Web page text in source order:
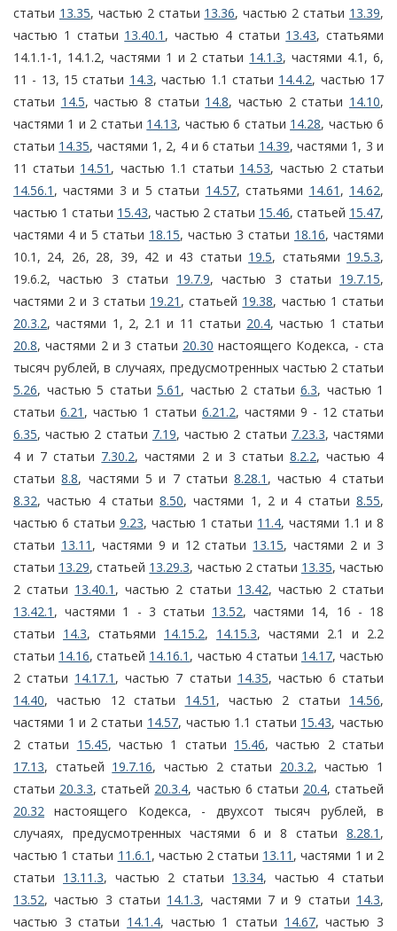
статьи 13.35, частью 2 статьи 13.36, частью 2 статьи 13.39,
частью 1 статьи 13.40.1 , частью 4 статьи 13.43, статьями
14.1.1-1, 14.1.2, частями 1 и 2 статьи 14.1.3, частями 4.1, 6,
11 - 13, 15 статьи 14.3, частью 1.1 статьи 14.4.2, частью 17
статьи 14.5, частью 8 статьи 14.8, частью 2 статьи 14.10,
частями 1 и 2 статьи 14.13, частью 6 статьи 14.28, частью 6
статьи 14.35, частями 1, 2, 4 и 6 статьи 14.39, частями 1, 3 и
11 статьи 14.51 , частью 1.1 статьи 14.53, частью 2 статьи
14.56.1 , частями 3 и 5 статьи 14.57, статьями 14.61 , 14.62,
частью 1 статьи 15.43, частью 2 статьи 15.46, статьей 15.47,
частями 4 и 5 статьи 18.15, частью 3 статьи 18.16, частями
10.1, 24, 26, 28, 39, 42 и 43 статьи 19.5, статьями 19.5.3,
19.6.2, частью 3 статьи 19.7.9, частью 3 статьи 19.7.15,
частями 2 и 3 статьи 19.21 , статьей 19.38, частью 1 статьи
20.3.2, частями 1, 2, 2.1 и 11 статьи 20.4, частью 1 статьи
20.8, частями 2 и 3 статьи 20.30 настоящего Кодекса, - ста
тысяч рублей, в случаях, предусмотренных частью 2 статьи
5.26, частью 5 статьи 5.61 , частью 2 статьи 6.3, частью 1
статьи 6.21 , частью 1 статьи 6.21.2, частями 9 - 12 статьи
6.35, частью 2 статьи 7.19, частью 2 статьи 7.23.3, частями
4 и 7 статьи 7.30.2, частями 2 и 3 статьи 8.2.2, частью 4
статьи8.8, частями 5 и 7 статьи8.28.1 , частью 4 статьи
8.32, частью 4 статьи8.50, частями 1, 2 и 4 статьи8.55,
частью 6 статьи 9.23, частью 1 статьи 11.4, частями 1.1 и 8
статьи 13.11 , частями 9 и 12 статьи 13.15, частями 2 и 3
статьи 13.29, статьей 13.29.3, частью 2 статьи 13.35, частью
2 статьи 13.40.1 , частью 2 статьи 13.42, частью 2 статьи
13.42.1 , частями 1 - 3 статьи 13.52, частями 14, 16 - 18
статьи 14.3, статьями 14.15.2, 14.15.3, частями 2.1 и 2.2
статьи 14.16, статьей 14.16.1 , частью 4 статьи 14.17, частью
2 статьи 14.17.1 , частью 7 статьи 14.35, частью 6 статьи
14.40, частью 12 статьи 14.51 , частью 2 статьи 14.56,
частями 1 и 2 статьи 14.57, частью 1.1 статьи 15.43, частью
2 статьи 15.45, частью 1 статьи 15.46, частью 2 статьи
17.13, статьей 19.7.16, частью 2 статьи 20.3.2, частью 1
статьи 20.3.3, статьей 20.3.4, частью 6 статьи 20.4, статьей
20.32 настоящего Кодекса, - двухсот тысяч рублей, в
случаях, предусмотренных частями 6 и 8 статьи 8.28.1 ,
частью 1 статьи 11.6.1 , частью 2 статьи 13.11 , частями 1 и 2
статьи 13.11.3, частью 2 статьи 13.34, частью 4 статьи
13.52, частью 3 статьи 14.1.3, частями 7 и 9 статьи 14.3,
частью 3 статьи 14.1.4, частью 1 статьи 14.67, частью 3